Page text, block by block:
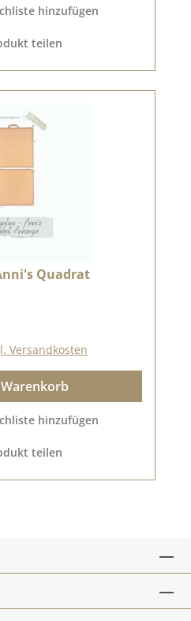
hinzufügen
teilen
Quadrat
Versandkosten
hinzufügen
teilen